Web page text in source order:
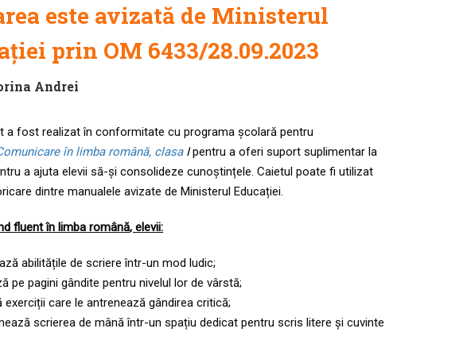
este avizată de Ministerul
prin OM 6433/28.09.2023
Andrei
a fost realizat în conformitate cu programa școlară pentru
în limba română, clasaIpentru a oferi suport suplimentar la
a ajuta elevii să-și consolideze cunoștințele. Caietul poate fi utilizat
dintre manualele avizate de Ministerul Educației.
fluent în limba română, elevii:
abilitățile de scriere într-un mod ludic;
pe pagini gândite pentru nivelul lor de vârstă;
exerciții care le antrenează gândirea critică;
scrierea de mână într-un spațiu dedicat pentru scris litere și cuvinte